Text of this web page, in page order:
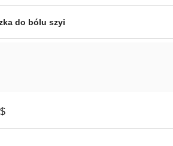
do bólu szyi